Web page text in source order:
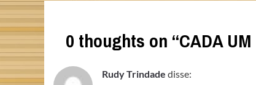
0 thoughts on “CADA
Rudy Trindade disse: